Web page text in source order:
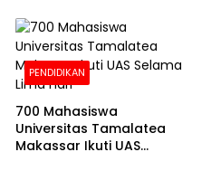
PENDIDIKAN
700 Mahasiswa
Universitas Tamalatea
Makassar Ikuti UAS